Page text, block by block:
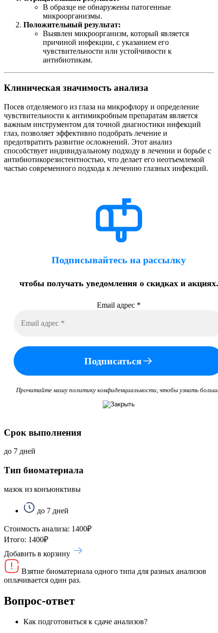
В образце не обнаружены патогенные
микроорганизмы.
Положительный результат:
Выявлен микроорганизм, который является
причиной инфекции, с указанием его
чувствительности или устойчивости к
антибиотикам.
Клиническая значимость анализа
Посев отделяемого из глаза на микрофлору и определение
чувствительности к антимикробным препаратам является
важным инструментом для точной диагностики инфекций
глаз, позволяет эффективно подобрать лечение и
предотвратить развитие осложнений. Этот анализ
способствует индивидуальному подходу в лечении и борьбе с
антибиотикорезистентностью, что делает его неотъемлемой
частью современного подхода к лечению глазных инфекций.
Подписывайтесь на рассылку
чтобы получать уведомления о скидках и акциях.
Email адрес *
Подписаться
Прочитайте нашу политику конфиденциальности, чтобы узнать
Срок выполнения
до 7 дней
Тип биоматериала
мазок из конъюнктивы
до 7 дней
Стоимость анализа: 1400₽
Итого: 1400₽
Добавить в корзину
Взятие биоматериала одного типа для разных анализов
оплачивается один раз.
Вопрос-ответ
Как подготовиться к сдаче анализов?